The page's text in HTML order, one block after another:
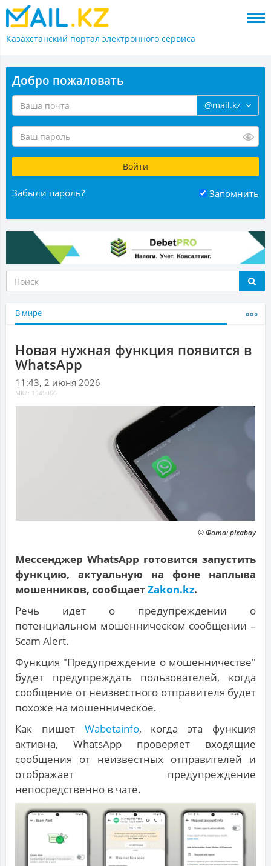
Казахстанский портал электронного сервиса
Добро пожаловать
@mail.kz
Забыли пароль? Запомнить
В мире
Новая нужная функция появится в
WhatsApp
11:43, 2 июня 2026
MKZ: 1549066
© Фото: pixabay
Мессенджер WhatsApp готовится запустить
функцию, актуальную на фоне наплыва
мошенников, сообщаетZakon.kz.
Речь идет о предупреждении о
потенциальном мошенническом сообщении –
Scam Alert.
Функция "Предупреждение о мошенничестве"
будет предупреждать пользователей, когда
сообщение от неизвестного отправителя будет
похоже на мошенническое.
Как пишет Wabetainfo, когда эта функция
активна, WhatsApp проверяет входящие
сообщения от неизвестных отправителей и
отображает предупреждение
непосредственно в чате.